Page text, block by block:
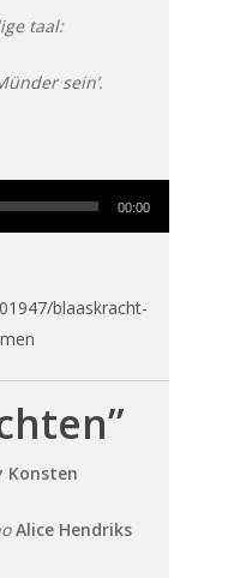
taal:
sein’.
00:00
blaaskracht-
Konsten
Alice Hendriks